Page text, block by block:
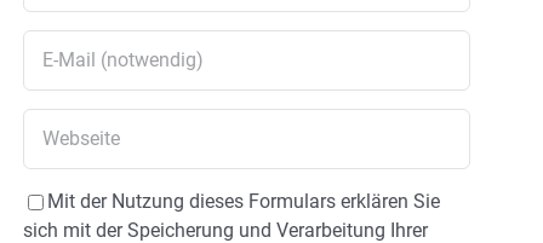
Mit der Nutzung dieses Formulars erklären Sie
sich mit der Speicherung und Verarbeitung Ihrer